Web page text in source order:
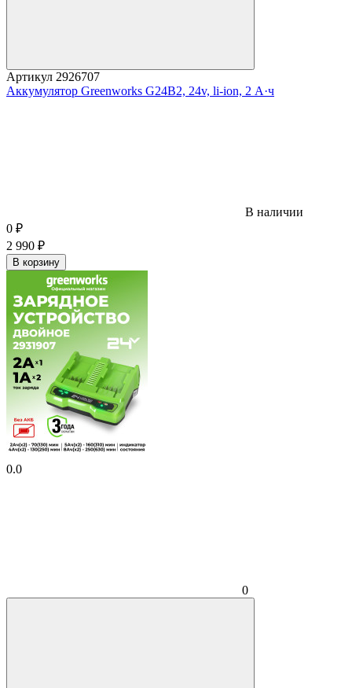
Артикул 2926707
Аккумулятор Greenworks G24B2, 24v, li-ion, 2 А·ч
В наличии
0 ₽
2 990 ₽
В корзину
0.0
0